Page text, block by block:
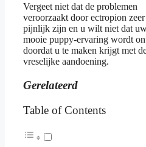
Vergeet niet dat de problemen
veroorzaakt door ectropion zeer
pijnlijk zijn en u wilt niet dat
mooie puppy-ervaring wordt
doordat u te maken krijgt met
vreselijke aandoening.
Gerelateerd
Table of Contents